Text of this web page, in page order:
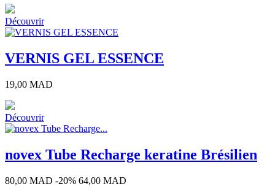
Découvrir
VERNIS GEL ESSENCE
Prix
19,00 MAD
Découvrir
52:
13
56:
To
novex Tube Recharge keratine Brésilien
Prix
80,00 MAD -20% Prix
64,00 MAD